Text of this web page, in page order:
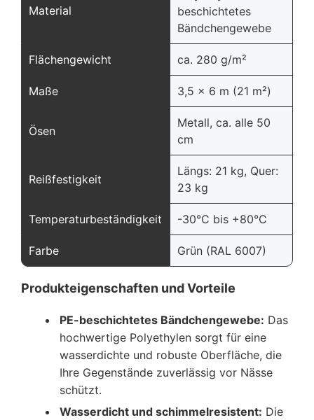
Material
beschichtetes
Bändchengewebe
Flächengewicht ca. 280 g/m²
Maße 3,5 x 6 m (21 m²)
Ösen
Metall, ca. alle 50
cm
Reißfestigkeit
Längs: 21 kg, Quer:
23 kg
Temperaturbeständigkeit -30°C bis +80°C
Farbe Grün (RAL 6007)
Produkteigenschaften und Vorteile
PE-beschichtetes Bändchengewebe: Das
hochwertige Polyethylen sorgt für eine
wasserdichte und robuste Oberfläche, die
Ihre Gegenstände zuverlässig vor Nässe
schützt.
Wasserdicht und schimmelresistent: Die